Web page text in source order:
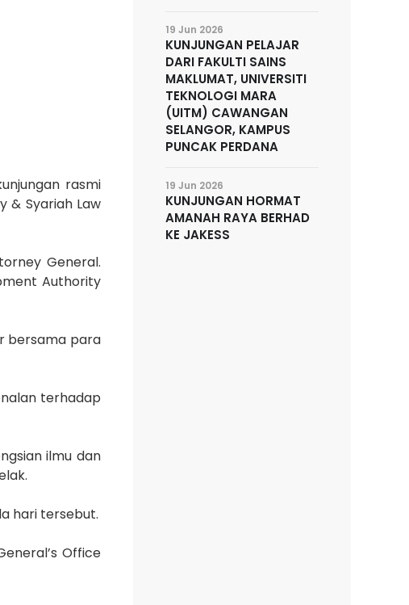
rasmi
& Syariah Law
General.
Authority
bersama para
terhadap
ilmu dan
hari tersebut.
Office
19 Jun 2026
KUNJUNGAN PELAJAR
DARI FAKULTI SAINS
MAKLUMAT, UNIVERSITI
TEKNOLOGI MARA
(UITM) CAWANGAN
SELANGOR, KAMPUS
PUNCAK PERDANA
19 Jun 2026
KUNJUNGAN HORMAT
AMANAH RAYA BERHAD
KE JAKESS